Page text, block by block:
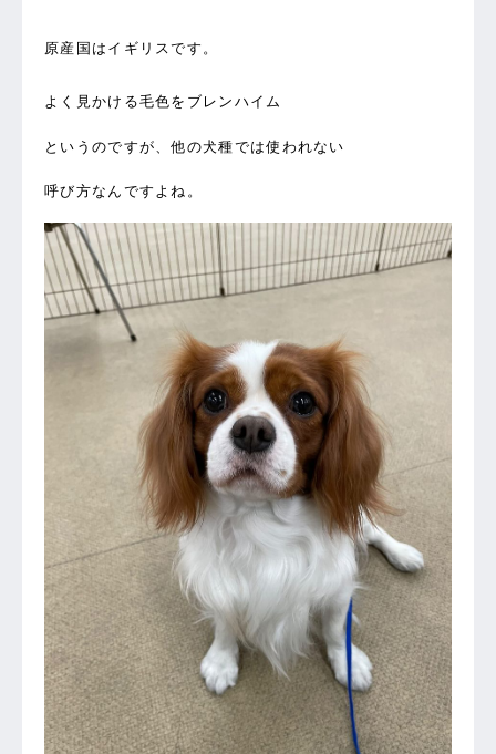
原産国はイギリスです。
よく見かける毛色をブレンハイム
というのですが、他の犬種では使われない
呼び方なんですよね。